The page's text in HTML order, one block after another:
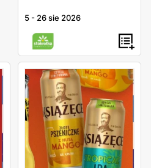
5 - 26 sie 2026